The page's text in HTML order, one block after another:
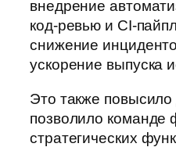
внедрение
код-ревью и CI-
снижение
ускорение выпуска
Это также
позволило команде
стратегических